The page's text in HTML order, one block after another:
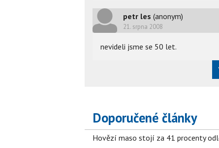
petr les (anonym)
21. srpna 2008
nevideli jsme se 50 let.
Doporučené články
Hovězí maso stojí za 41 procenty